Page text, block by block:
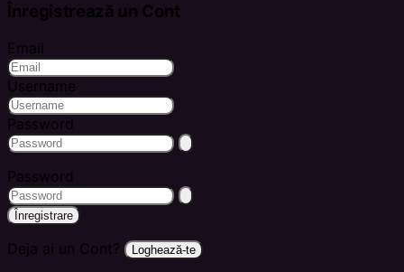
Înregistrează un Cont
Email
Username
Password
Password
Înregistrare
Deja ai un Cont? Loghează-te